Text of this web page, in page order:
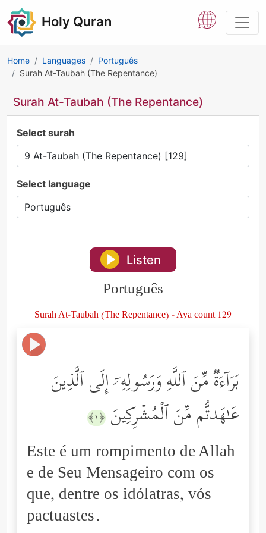
Holy Quran
Home Languages
Português
Surah At-Taubah (The Repentance)
Surah At-Taubah (The Repentance)
Select surah
Select language
Listen
Português
Surah At-Taubah (The Repentance) - Aya count 129
بَرَاۤءَةࣱ مِّنَ ٱللَّهِ وَرَسُولِهِۦۤ إِلَى ٱلَّذِینَ
عَـٰهَدتُّم مِّنَ ٱلۡمُشۡرِكِینَ ﴿١﴾
Este é um rompimento de Allah
e de Seu Mensageiro com os
que, dentre os idólatras, vós
pactuastes.